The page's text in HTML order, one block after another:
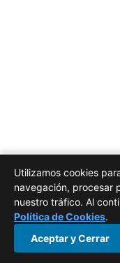
Utilizamos cookies
navegación, procesar
nuestro tráfico. Al
Política de Cookies.
Aceptar y Cerrar